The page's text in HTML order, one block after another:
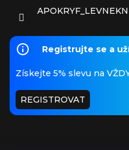
Registrujte se a
Získejte 5% slevu na
REGISTROVAT